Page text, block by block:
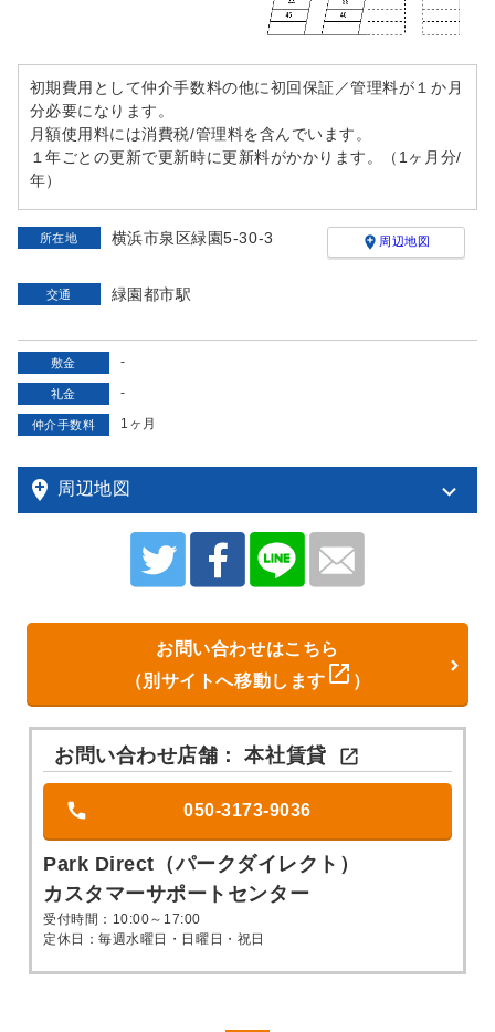
初期費用として仲介手数料の他に初回保証／管理料が１か月
分必要になります。
月額使用料には消費税/管理料を含んでいます。
１年ごとの更新で更新時に更新料がかかります。（1ヶ月分/
年）
所在地 横浜市泉区緑園5-30-3 add_location周辺地図
交通 緑園都市駅
敷金 -
礼金 -
仲介手数料 1ヶ月
add_location 周辺地図
お問い合わせはこちら
（別サイトへ移動します  ）
お問い合わせ店舗：本社賃貸 
050-3173-9036
Park Direct（パークダイレクト）
カスタマーサポートセンター
受付時間：10:00～17:00
定休日：毎週水曜日・日曜日・祝日